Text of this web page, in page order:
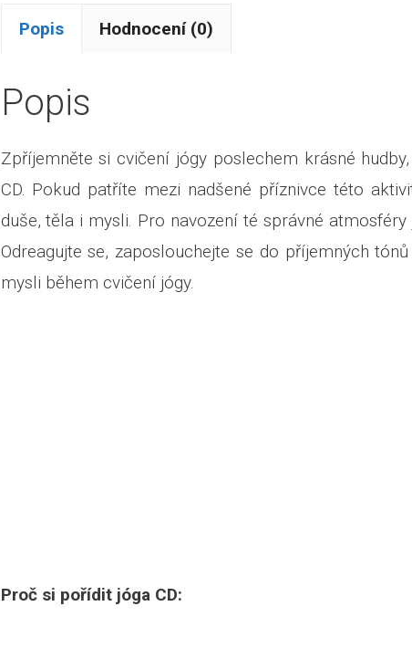
Popis Hodnocení (0)
Popis
Zpříjemněte si cvičení jógy poslechem krásné
CD. Pokud patříte mezi nadšené příznivce této
duše, těla i mysli. Pro navození té správné
Odreagujte se, zaposlouchejte se do příjemných
mysli během cvičení jógy.
Proč si pořídit jóga CD: